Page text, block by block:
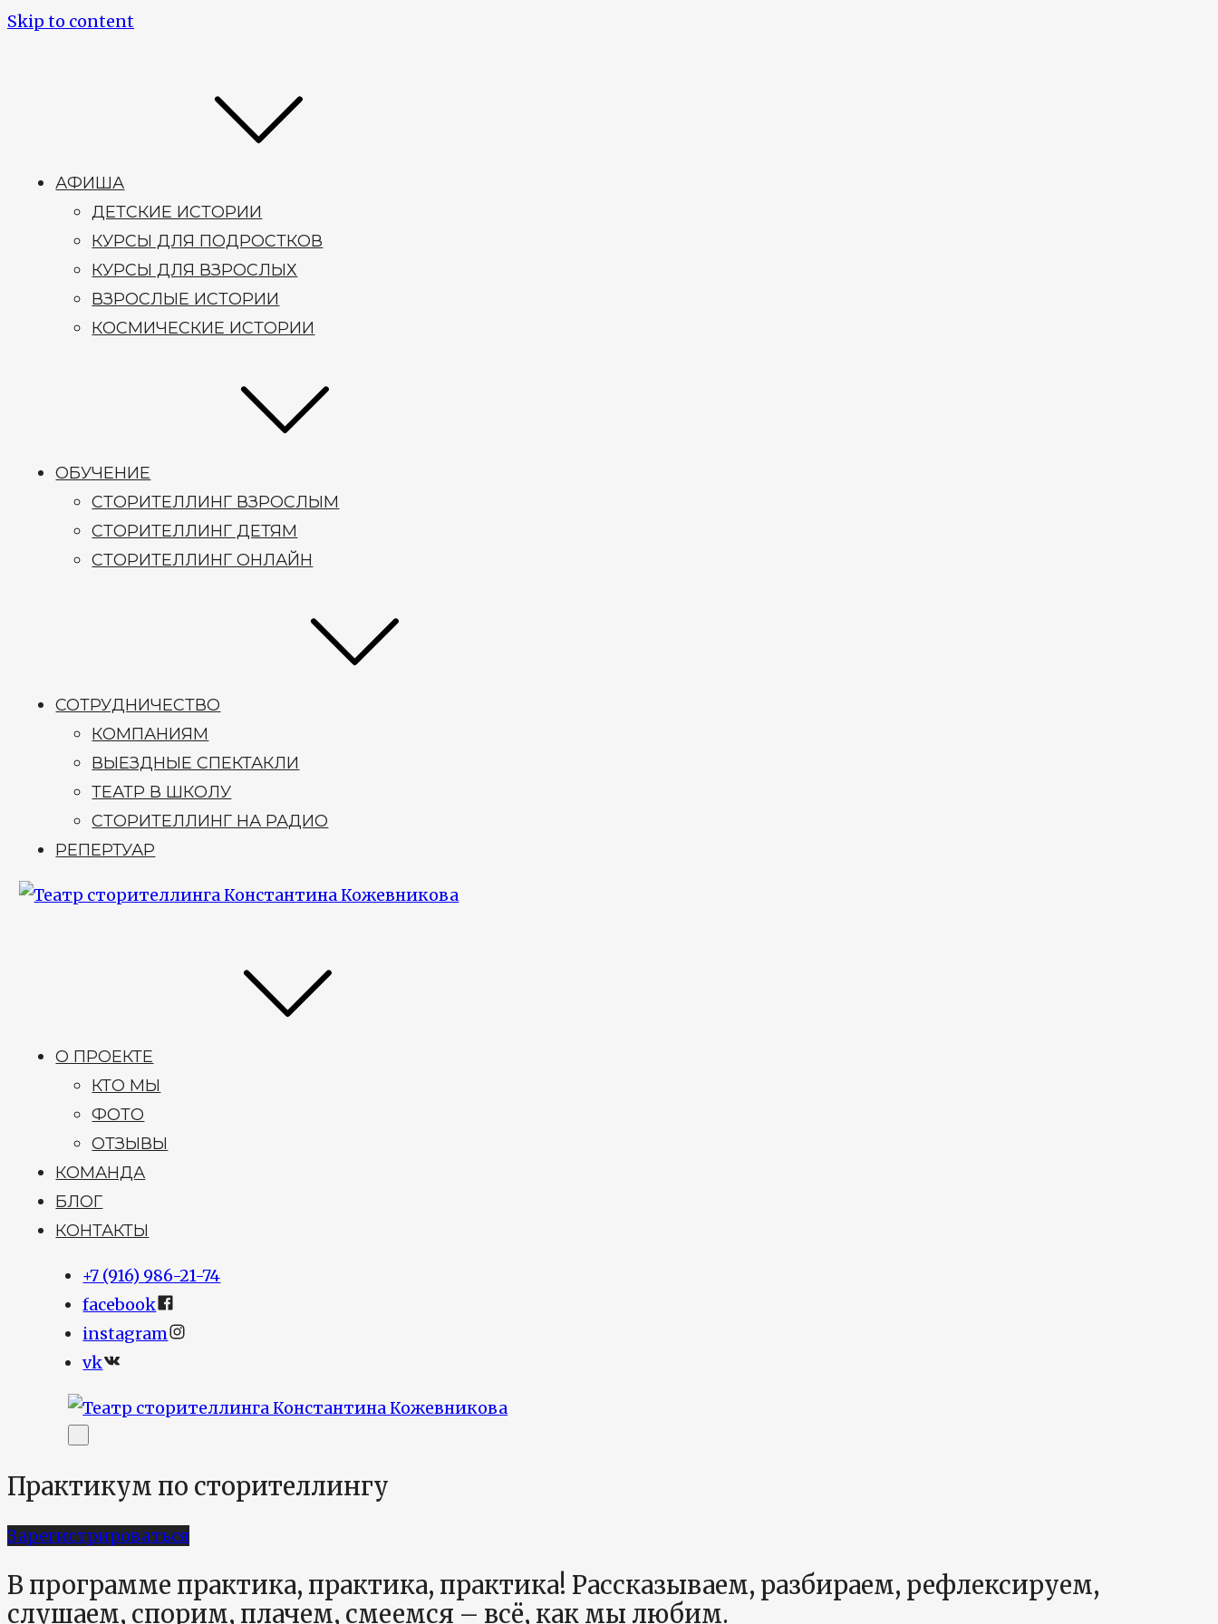
Skip to content
АФИША
ДЕТСКИЕ ИСТОРИИ
КУРСЫ ДЛЯ ПОДРОСТКОВ
КУРСЫ ДЛЯ ВЗРОСЛЫХ
ВЗРОСЛЫЕ ИСТОРИИ
КОСМИЧЕСКИЕ ИСТОРИИ
ОБУЧЕНИЕ
СТОРИТЕЛЛИНГ ВЗРОСЛЫМ
СТОРИТЕЛЛИНГ ДЕТЯМ
СТОРИТЕЛЛИНГ ОНЛАЙН
СОТРУДНИЧЕСТВО
КОМПАНИЯМ
ВЫЕЗДНЫЕ СПЕКТАКЛИ
ТЕАТР В ШКОЛУ
СТОРИТЕЛЛИНГ НА РАДИО
РЕПЕРТУАР
О ПРОЕКТЕ
КТО МЫ
ФОТО
ОТЗЫВЫ
КОМАНДА
БЛОГ
КОНТАКТЫ
+7 (916) 986-21-74
facebook
instagram
vk
Практикум по сторителлингу
Зарегистрироваться
В программе практика, практика, практика! Рассказываем, разбираем, рефлексируем,
слушаем, спорим, плачем, смеемся – всё, как мы любим.